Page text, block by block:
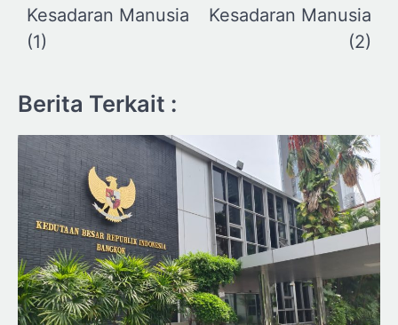
Kesadaran Manusia
(1)
Kesadaran Manusia
(2)
Berita Terkait :